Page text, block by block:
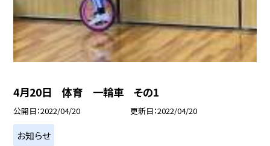
4月20日 体育 一輪車 その1
公開日 2022/04/20 更新日 2022/04/20
お知らせ